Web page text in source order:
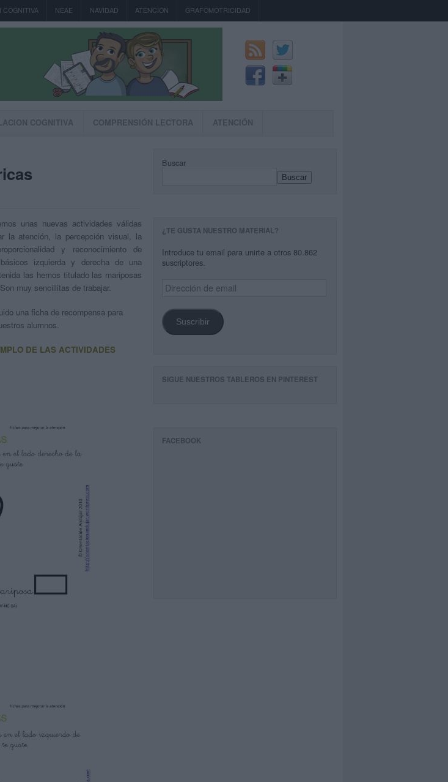
COGNITIVA NEAE NAVIDAD ATENCIÓN GRAFOMOTRICIDAD
COGNITIVA COMPRENSIÓN LECTORA ATENCIÓN
unas nuevas actividades válidas
la atención, la percepción visual, la
y reconocimiento de
izquierda y derecha de una
las hemos titulado las mariposas
muy sencillitas de trabajar.
una ficha de recompensa para
alumnos.
DE LAS ACTIVIDADES
Buscar
Buscar
¿TE GUSTA NUESTRO MATERIAL?
Introduce tu email para unirte a otros 80.862
suscriptores.
Dirección
de
Suscribir
SIGUE NUESTROS TABLEROS EN PINTEREST
FACEBOOK